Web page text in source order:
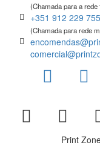
(Chamada para a
+351 912 229 755
(Chamada para rede
Print